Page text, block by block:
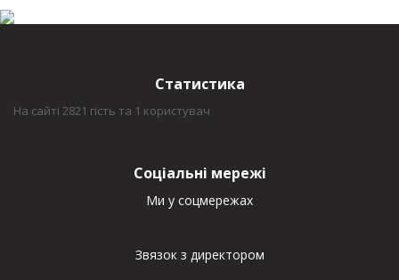
Статистика
На сайті 2821 гість та 1 користувач
Соціальні мережі
Ми у соцмережах
Звязок з директором